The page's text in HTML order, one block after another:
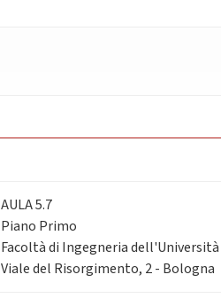
AULA 5.7
Piano Primo
Facoltà di Ingegneria
Viale del Risorgimento, 2 - Bologna